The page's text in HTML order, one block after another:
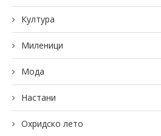
Култура
Миленици
Мода
Настани
Охридско лето